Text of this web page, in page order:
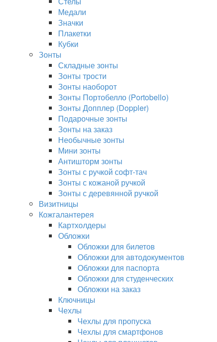
Медали
Значки
Плакетки
Кубки
Зонты
Складные зонты
Зонты трости
Зонты наоборот
Зонты Портобелло (Portobello)
Зонты Допплер (Doppler)
Подарочные зонты
Зонты на заказ
Необычные зонты
Мини зонты
Антишторм зонты
Зонты с ручкой софт-тач
Зонты с кожаной ручкой
Зонты с деревянной ручкой
Визитницы
Кожгалантерея
Картхолдеры
Обложки
Обложки для билетов
Обложки для автодокументов
Обложки для паспорта
Обложки для студенческих
Обложки на заказ
Ключницы
Чехлы
Чехлы для пропуска
Чехлы для смартфонов